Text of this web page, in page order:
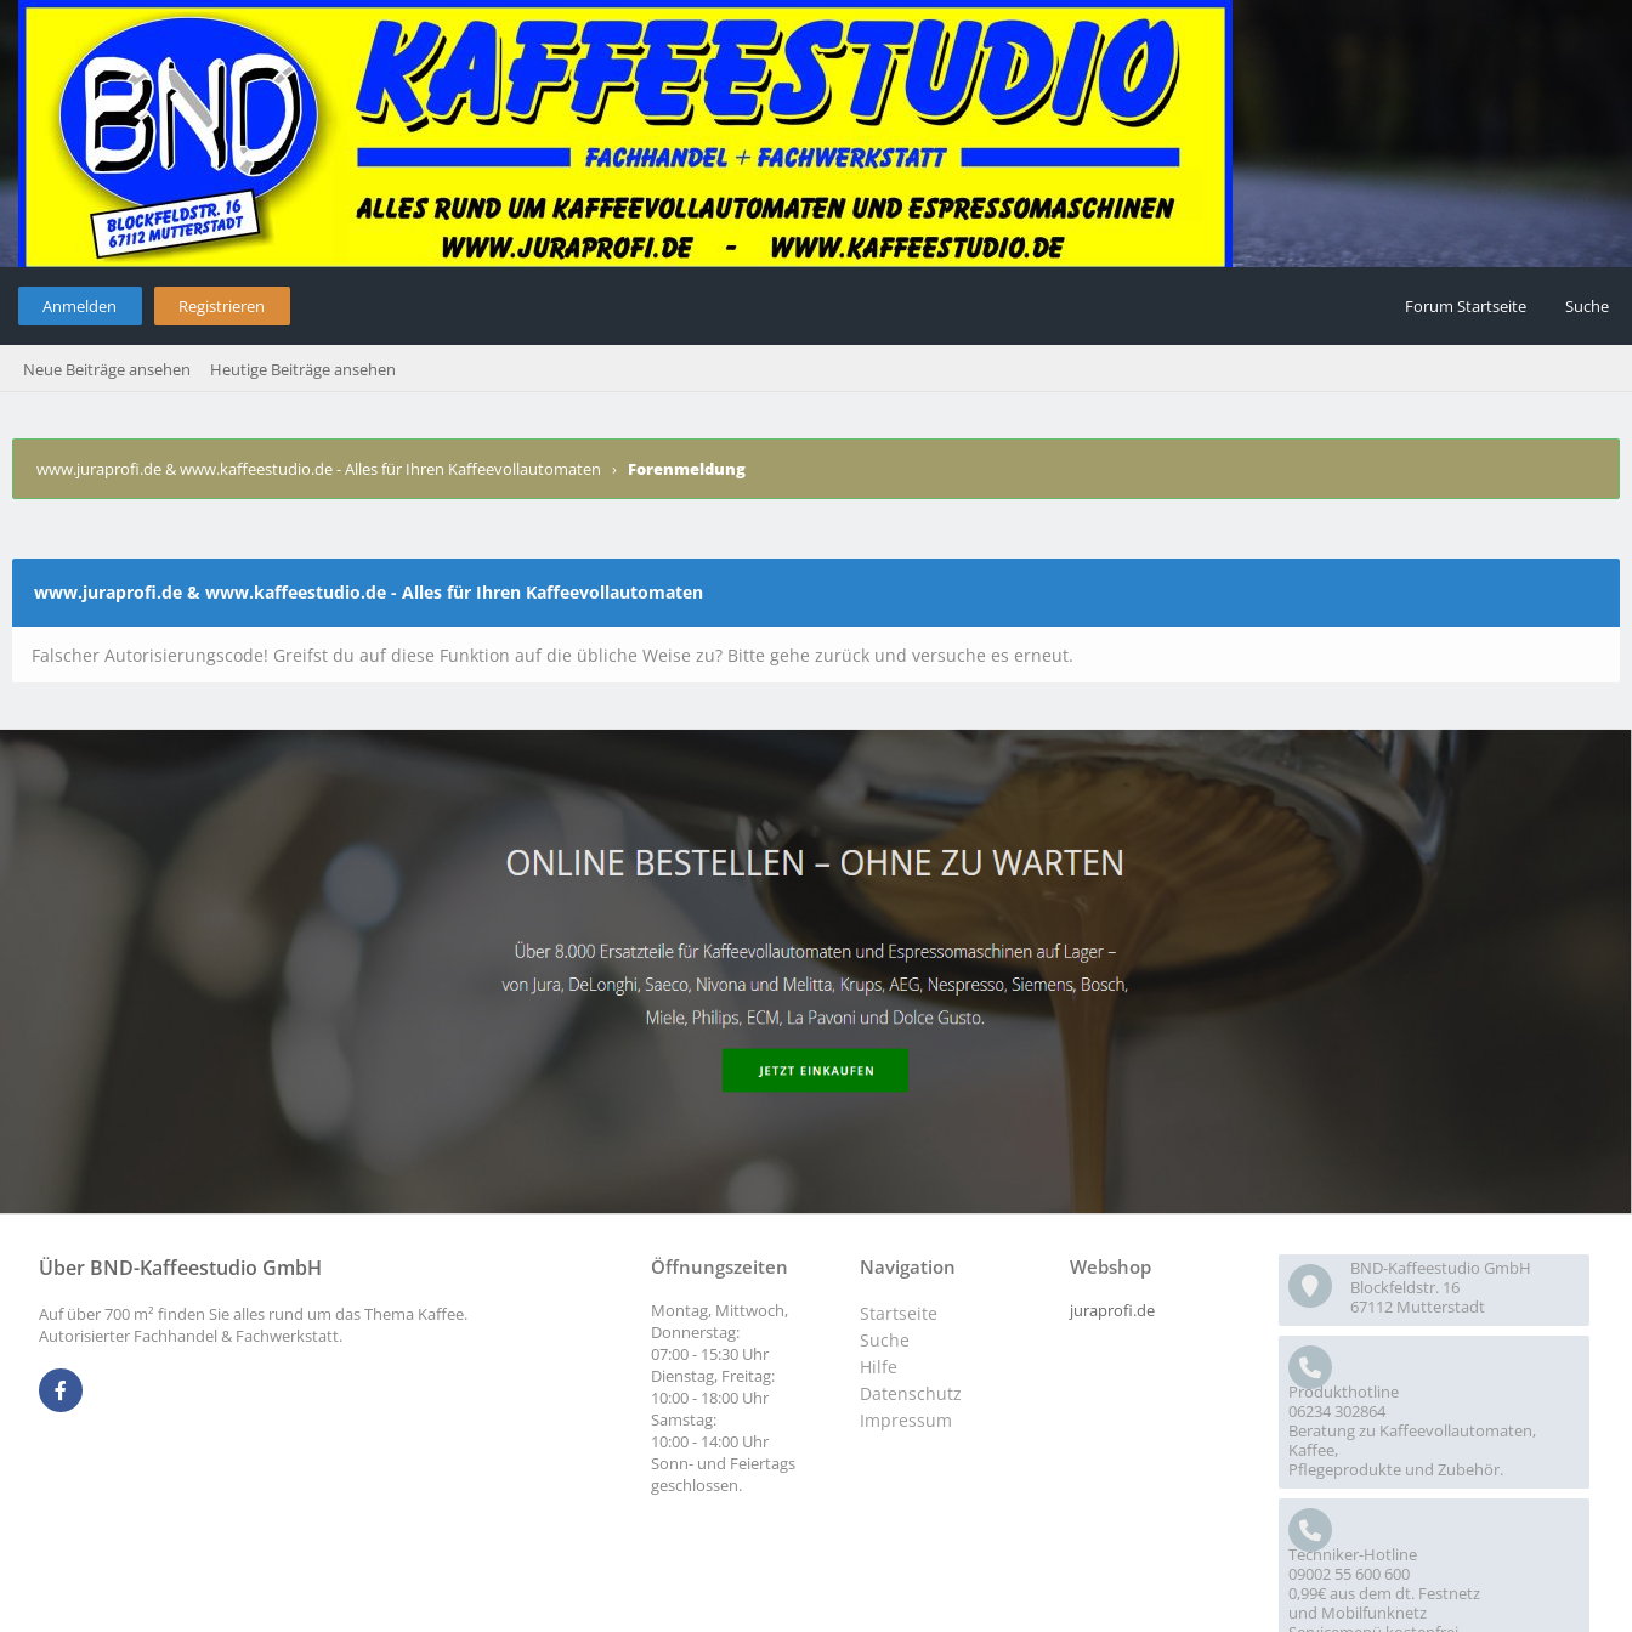
Anmelden Registrieren Forum Startseite Suche
Neue Beiträge ansehen Heutige Beiträge ansehen
www.juraprofi.de & www.kaffeestudio.de - Alles für Ihren Kaffeevollautomaten › Forenmeldung
www.juraprofi.de & www.kaffeestudio.de - Alles für Ihren Kaffeevollautomaten
Falscher Autorisierungscode! Greifst du auf diese Funktion auf die übliche Weise zu? Bitte gehe zurück und versuche es erneut.
Über BND-Kaffeestudio GmbH
Auf über 700 m² finden Sie alles rund um das Thema Kaffee.
Autorisierter Fachhandel & Fachwerkstatt.
BND-Kaffeestudio GmbH
Blockfeldstr. 16
67112 Mutterstadt
Produkthotline
06234 302864
Beratung zu Kaffeevollautomaten,
Kaffee,
Pflegeprodukte und Zubehör.
Techniker-Hotline
09002 55 600 600
0,99€ aus dem dt. Festnetz
und Mobilfunknetz
Webshop
juraprofi.de
Navigation
Startseite
Suche
Hilfe
Datenschutz
Impressum
Öffnungszeiten
Montag, Mittwoch,
Donnerstag:
07:00 - 15:30 Uhr
Dienstag, Freitag:
10:00 - 18:00 Uhr
Samstag:
10:00 - 14:00 Uhr
Sonn- und Feiertags
geschlossen.